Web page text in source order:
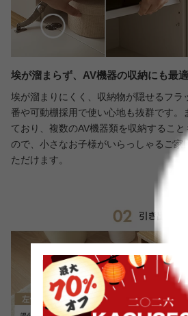
埃が溜まらず、AV機器の収納にも最
埃が溜まりにくく、収納物が隠せるフラ
番や可動棚採用で使い心地も抜群です。
ており、複数のAV機器類を収納すること
ので、小さなお子様がいらっしゃるご家
ただけます。